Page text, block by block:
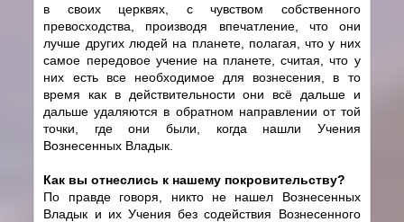
в своих церквях, с чувством собственного
превосходства, производя впечатление, что они
лучше других людей на планете, полагая, что у них
самое передовое учение на планете, считая, что у
них есть все необходимое для вознесения, в то
время как в действительности они всё дальше и
дальше удаляются в обратном направлении от той
точки, где они были, когда нашли Учения
Вознесенных Владык.
Как вы отнеслись к нашему покровительству?
По правде говоря, никто не нашел Вознесенных
Владык и их Учения без содействия Вознесенного